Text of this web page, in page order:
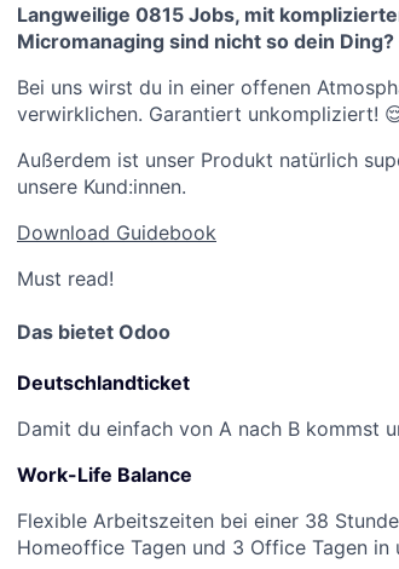
Langweilige 0815 Jobs, mit
Micromanaging sind nicht so dein
Bei uns wirst du in einer offenen
verwirklichen. Garantiert unkompliziert!
Außerdem ist unser Produkt natürlich
unsere Kund:innen.
Download Guidebook
Must read!
Das bietet Odoo
Deutschlandticket
Damit du einfach von A nach B kommst
Work-Life Balance
Flexible Arbeitszeiten bei einer 38
Homeoffice Tagen und 3 Office Tagen in